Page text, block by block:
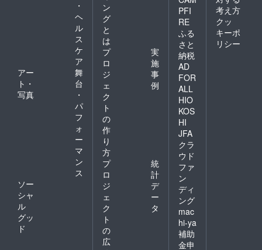
・
ヘ
ル
ス
ケ
ア
アー
ト・
写真
舞
台
・
パ
フ
ォ
ー
マ
ン
ス
ソー
シャ
ル
グッ
ド
ン
グ
と
は
プ
ロ
ジ
ェ
ク
ト
の
作
り
方
実
施
事
例
プ
ロ
ジ
ェ
ク
ト
の
広
統
計
デ
ー
タ
PFI
RE
ふる
さと
納税
AD
FOR
ALL
HIO
KOS
HI
JFA
クラ
ウド
ファ
ン
ディ
ング
mac
hi-ya
補助
金申
考え方
クッ
キーポ
リシー